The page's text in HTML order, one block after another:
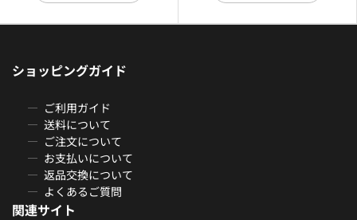
ショッピングガイド
ご利用ガイド
送料について
ご注文について
お支払いについて
返品交換について
よくあるご質問
関連サイト